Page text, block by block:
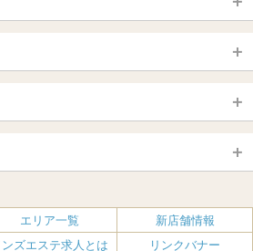
山形
）
越谷・春日部
新宿
赤坂・麻布・六本木
岐阜県
大須・上前津・鶴舞
千種・今池・黒川・大曽根
烏丸御池駅
条
肥後橋・淀屋橋・北浜
岡山
愛媛（松山）
佐賀
熊本
エリア一覧
新店舗情報
ンズエステ求人とは リンクバナー